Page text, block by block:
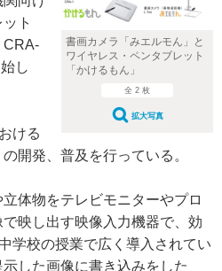
書画カメラ「みエルモん」と
ワイヤレス・ペンタブレット
「かけるもん」
全 2 枚
拡大写真
ト
CRA-
し
ける
開発、普及を行っている。
体物をテレビモニターやプロ
映し出す映像入力機器で、効
学校の授業で広く導入されてい
した画像に書き込みをした